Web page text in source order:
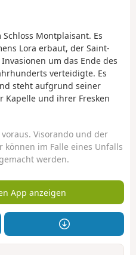
Montplaisant. Es
Lora erbaut, der Saint-
um das Ende des
verteidigte. Es
steht aufgrund seiner
Kapelle und ihrer Fresken
Visorando und der
im Falle eines Unfalls
werden.
App anzeigen